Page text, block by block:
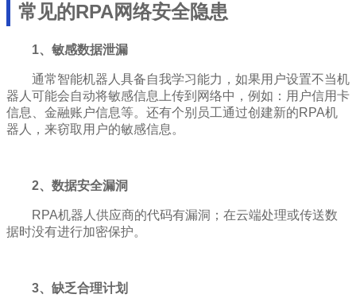
常见的RPA网络安全隐患
1、敏感数据泄漏
通常智能机器人具备自我学习能力，如果用户设置不当机
器人可能会自动将敏感信息上传到网络中，例如：用户信用卡
信息、金融账户信息等。还有个别员工通过创建新的RPA机
器人，来窃取用户的敏感信息。
2、数据安全漏洞
RPA机器人供应商的代码有漏洞；在云端处理或传送数
据时没有进行加密保护。
3、缺乏合理计划